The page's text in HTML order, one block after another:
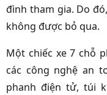
đình tham gia. Do
không được bỏ qua.
Một chiếc xe 7 chỗ
các công nghệ an
phanh điện tử, túi